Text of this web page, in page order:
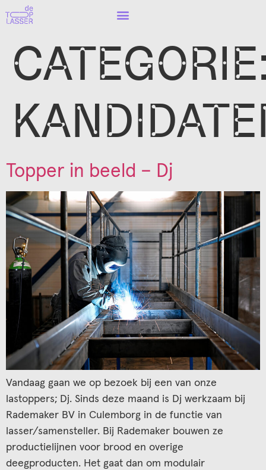
Topper in beeld – Dj
Vandaag gaan we op bezoek bij een van onze
lastoppers; Dj. Sinds deze maand is Dj werkzaam bij
Rademaker BV in Culemborg in de functie van
lasser/samensteller. Bij Rademaker bouwen ze
productielijnen voor brood en overige
deegproducten. Het gaat dan om modulair